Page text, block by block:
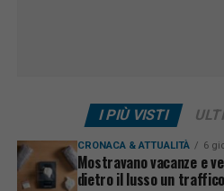
I PIÙ VISTI
CRONACA & ATTUALITÀ 6
Mostravano vacanze e
dietro il lusso un